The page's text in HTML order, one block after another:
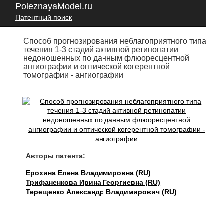
PoleznayaModel.ru
Патентный поиск
Способ прогнозирования неблагоприятного типа
течения 1-3 стадий активной ретинопатии
недоношенных по данным флюоресцентной
ангиографии и оптической когерентной
томографии - ангиографии
Авторы патента:
Ерохина Елена Владимировна (RU)
Трифаненкова Ирина Георгиевна (RU)
Терещенко Александр Владимирович (RU)